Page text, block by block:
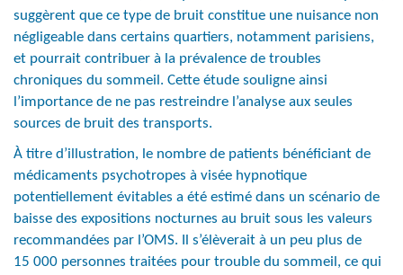
suggèrent que ce type de bruit constitue une nuisance non
négligeable dans certains quartiers, notamment parisiens,
et pourrait contribuer à la prévalence de troubles
chroniques du sommeil. Cette étude souligne ainsi
l’importance de ne pas restreindre l’analyse aux seules
sources de bruit des transports.
À titre d’illustration, le nombre de patients bénéficiant de
médicaments psychotropes à visée hypnotique
potentiellement évitables a été estimé dans un scénario de
baisse des expositions nocturnes au bruit sous les valeurs
recommandées par l’OMS. Il s’élèverait à un peu plus de
15 000 personnes traitées pour trouble du sommeil, ce qui